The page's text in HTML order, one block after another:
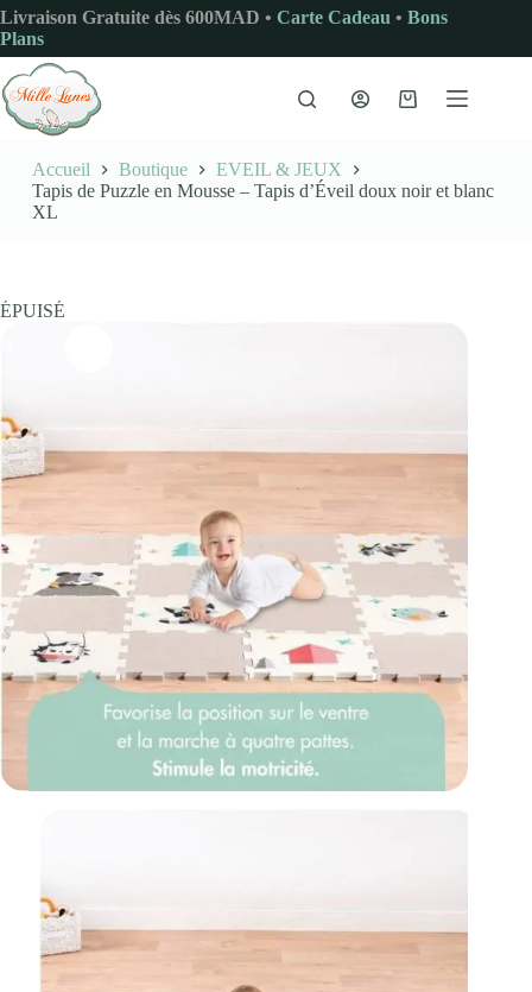
Passer
au
contenu
Livraison Gratuite dès 600MAD • Carte Cadeau • Bons
Plans
Panier
Accueil Boutique
EVEIL & JEUX
Tapis de Puzzle en Mousse – Tapis d’Éveil doux noir et blanc
XL
ÉPUISÉ